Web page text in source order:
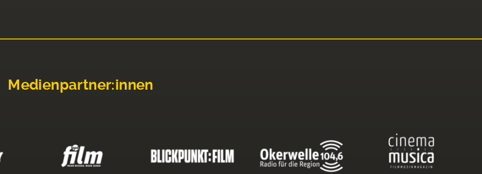
Medienpartner:innen